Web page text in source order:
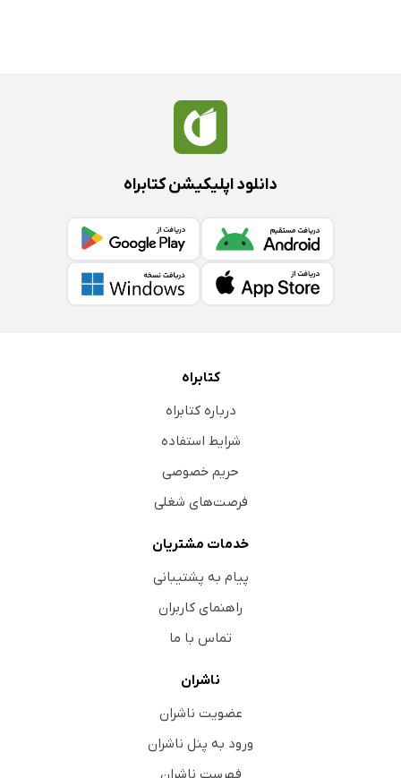
دانلود اپلیکیشن کتابراه
کتابراه
درباره کتابراه
شرایط استفاده
حریم خصوصی
فرصت‌های شغلی
خدمات مشتریان
پیام به پشتیبانی
راهنمای کاربران
تماس با ما
ناشران
عضویت ناشران
ورود به پنل ناشران
فهرست ناشران